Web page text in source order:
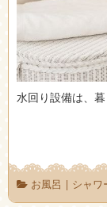
水回り設備は、
お風呂 | シャワ